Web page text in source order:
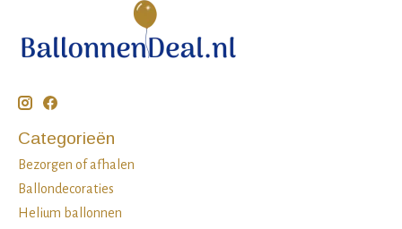
Categorieën
Bezorgen of afhalen
Ballondecoraties
Helium ballonnen